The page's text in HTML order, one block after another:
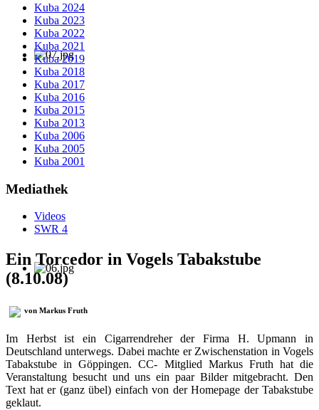
Kuba 2024
Kuba 2023
Kuba 2022
Kuba 2021
Kuba 2019
Kuba 2018
Kuba 2017
Kuba 2016
Kuba 2015
Kuba 2013
Kuba 2006
Kuba 2005
Kuba 2001
Mediathek
Videos
SWR 4
Ein Torcedor in Vogels Tabakstube
(8.10.08)
von Markus Fruth
Im Herbst ist ein Cigarrendreher der Firma H. Upmann in
Deutschland unterwegs. Dabei machte er Zwischenstation in Vogels
Tabakstube in Göppingen. CC- Mitglied Markus Fruth hat die
Veranstaltung besucht und uns ein paar Bilder mitgebracht. Den
Text hat er (ganz übel) einfach von der Homepage der Tabakstube
geklaut.